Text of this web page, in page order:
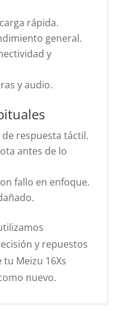
rápida.
general.
y
y audio.
respuesta táctil.
antes de lo
fallo en enfoque.
y repuestos
Meizu 16Xs
nuevo.